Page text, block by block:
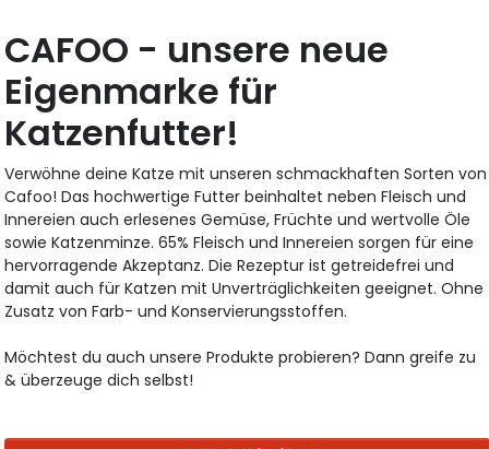
CAFOO - unsere neue
Eigenmarke für
Katzenfutter!
Verwöhne deine Katze mit unseren schmackhaften Sorten von
Cafoo! Das hochwertige Futter beinhaltet neben Fleisch und
Innereien auch erlesenes Gemüse, Früchte und wertvolle Öle
sowie Katzenminze. 65% Fleisch und Innereien sorgen für eine
hervorragende Akzeptanz. Die Rezeptur ist getreidefrei und
damit auch für Katzen mit Unverträglichkeiten geeignet. Ohne
Zusatz von Farb- und Konservierungsstoffen.
Möchtest du auch unsere Produkte probieren? Dann greife zu
& überzeuge dich selbst!